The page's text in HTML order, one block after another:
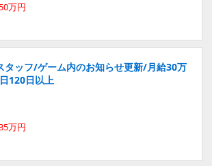
万円
タッフ/ゲーム内のお知らせ更新/月給30万
120日以上
万円